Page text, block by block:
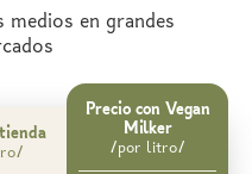
medios en grandes
Precio con Vegan
Milker
/por litro/